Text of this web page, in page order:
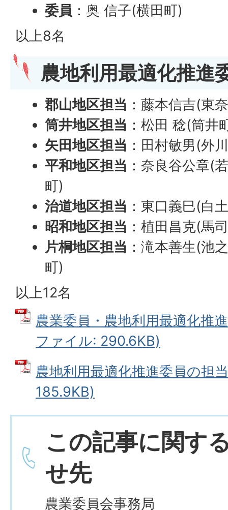
委員 ：奥 信子(横田町)
以上8名
農地利用最適化推進
郡山地区担当 ：藤本信吉(東
筒井地区担当 ：松田 稔(筒井
矢田地区担当 ：田村敏男(外
平和地区担当 ：奈良谷公章(
町)
治道地区担当 ：東口義巳(白
昭和地区担当 ：植田昌克(馬
片桐地区担当 ：滝本善生(池
町)
以上12名
農業委員・農地利用最適化推
ファイル: 290.6KB)
農地利用最適化推進委員の担
185.9KB)
この記事に関す
せ先
農業委員会事務局